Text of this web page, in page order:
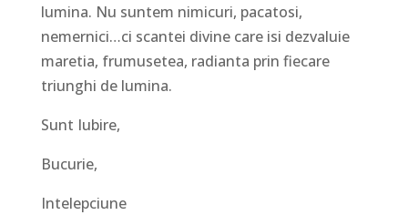
lumina. Nu suntem nimicuri, pacatosi,
nemernici…ci scantei divine care isi dezvaluie
maretia, frumusetea, radianta prin fiecare
triunghi de lumina.
Sunt Iubire,
Bucurie,
Intelepciune